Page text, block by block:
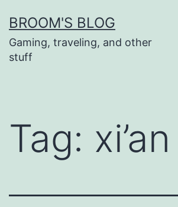
to
content
BROOM'S BLOG
Gaming, traveling, and other
stuff
Tag: xi’an